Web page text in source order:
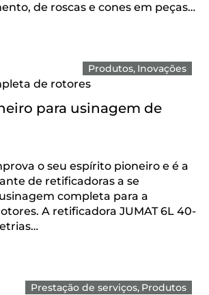
de roscas e cones em peças…
Produtos Inovações
de rotores
para usinagem de
o seu espírito pioneiro e é a
de retificadoras a se
completa para a
A retificadora JUMAT 6L 40-
Prestação de serviços Produtos